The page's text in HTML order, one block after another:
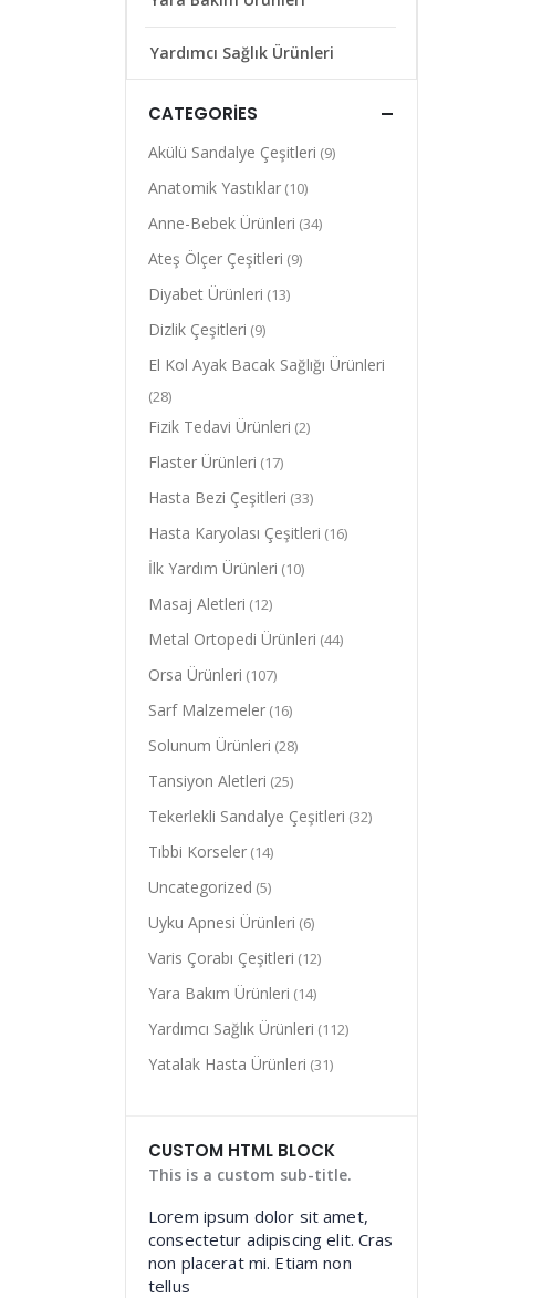
Yardımcı Sağlık Ürünleri
CATEGORIES
Akülü Sandalye Çeşitleri (9)
Anatomik Yastıklar (10)
Anne-Bebek Ürünleri (34)
Ateş Ölçer Çeşitleri (9)
Diyabet Ürünleri (13)
Dizlik Çeşitleri (9)
El Kol Ayak Bacak Sağlığı Ürünleri
(28)
Fizik Tedavi Ürünleri (2)
Flaster Ürünleri (17)
Hasta Bezi Çeşitleri (33)
Hasta Karyolası Çeşitleri (16)
İlk Yardım Ürünleri (10)
Masaj Aletleri (12)
Metal Ortopedi Ürünleri (44)
Orsa Ürünleri (107)
Sarf Malzemeler (16)
Solunum Ürünleri (28)
Tansiyon Aletleri (25)
Tekerlekli Sandalye Çeşitleri (32)
Tıbbi Korseler (14)
Uncategorized (5)
Uyku Apnesi Ürünleri (6)
Varis Çorabı Çeşitleri (12)
Yara Bakım Ürünleri (14)
Yardımcı Sağlık Ürünleri (112)
Yatalak Hasta Ürünleri (31)
CUSTOM HTML BLOCK
This is a custom sub-title.
Lorem ipsum dolor sit amet,
consectetur adipiscing elit. Cras
non placerat mi. Etiam non
tellus